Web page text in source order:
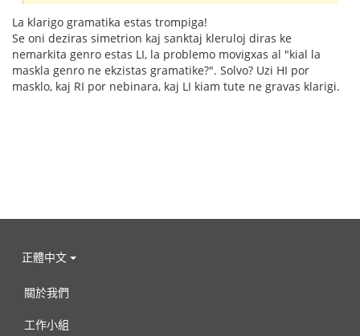
La klarigo gramatika estas trompiga!
Se oni deziras simetrion kaj sanktaj kleruloj diras ke
nemarkita genro estas LI, la problemo movigxas al "kial la
maskla genro ne ekzistas gramatike?". Solvo? Uzi HI por
masklo, kaj RI por nebinara, kaj LI kiam tute ne gravas klarigi.
正體中文
關於我們
工作小組